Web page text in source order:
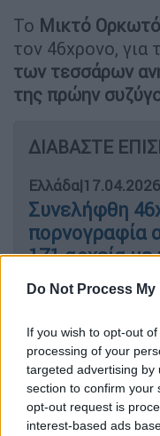
Do Not Process
If you wish to opt-out
processing of your
targeted advertising by
section to confirm your
opt-out request is
interest-based ads
Το Μικτό
τον 46χρονο, για
των τεσσάρων
της πρώην
ΔΙΑΒΑΣΤΕ
Ελλάδα|
Συνελήφθη
πορνογραφία
171 αρχεία με
κακοποίησης
Υγεία|17.04.2026
ΕΟΔΥ: Για κάθε